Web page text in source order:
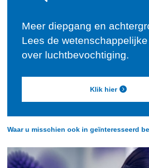
Meer diepgang en
Lees de
over luchtbevochtiging.
Klik hier
Waar u misschien ook in geïnteresseerd